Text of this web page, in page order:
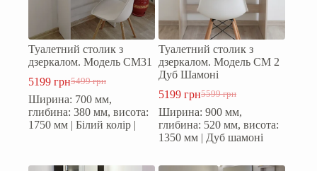
Туалетний столик з
дзеркалом. Модель СМ31
5499грн
Оригінальна
ціна:
5499 грн.
5199 грнПоточна
ціна:
5199 грн.
Ширина: 700 мм,
глибина: 380 мм, висота:
1750 мм | Білий колір |
Туалетний столик з
дзеркалом. Модель СМ 2
Дуб Шамоні
5599грн
Оригінальна
ціна:
5599 грн.
5199грнПоточна
ціна:
5199 грн.
Ширина: 900 мм,
глибина: 520 мм, висота:
1350 мм | Дуб шамоні